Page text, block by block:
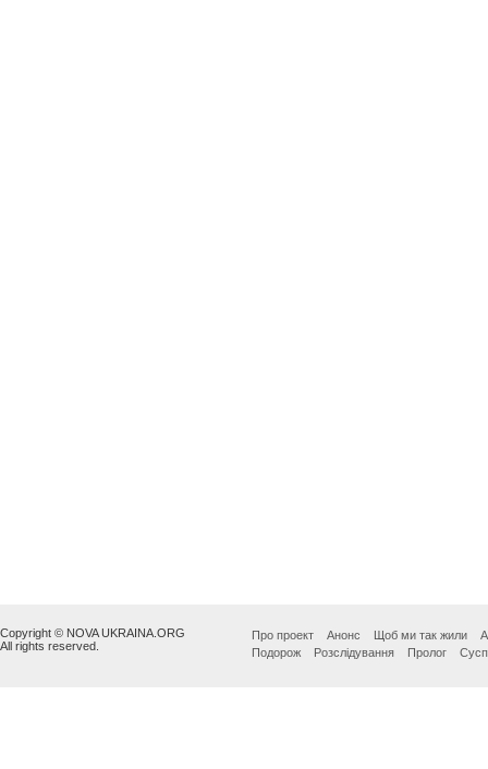
Copyright © NOVA UKRAINA.ORG
All rights reserved.
Про проект Анонс Щоб ми так жили
Подорож
Розслідування Пролог